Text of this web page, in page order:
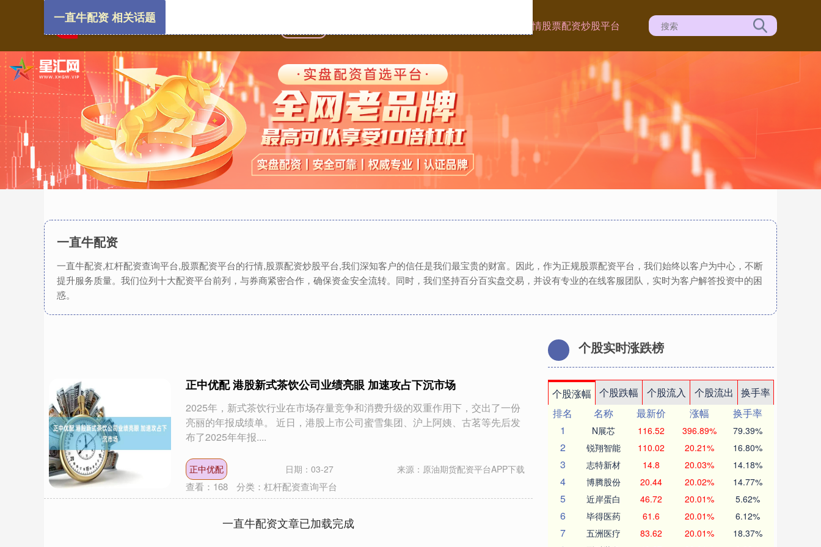
股票配资平台的行情股票配资炒股平台
一直牛配资
一直牛配资,杠杆配资查询平台,股票配资平台的行情,股票配资炒股平台,我们深知客户的信任是我们最宝贵的财富。因此，作为正规股票配资平台，我们始终以客户为中心，不断
提升服务质量。我们位列十大配资平台前列，与券商紧密合作，确保资金安全流转。同时，我们坚持百分百实盘交易，并设有专业的在线客服团队，实时为客户解答投资中的困
惑。
一直牛配资 相关话题
正中优配 港股新式茶饮公司业绩亮眼 加速攻占下沉市场
2025年，新式茶饮行业在市场存量竞争和消费升级的双重作用下，交出了一份
亮丽的年报成绩单。 近日，港股上市公司蜜雪集团、沪上阿姨、古茗等先后发
布了2025年年报....
正中优配 日期：03-27 来源：原油期货配资平台APP下载
查看： 168 分类： 杠杆配资查询平台
一直牛配资文章已加载完成
个股实时涨跌榜
个股涨幅 个股跌幅 个股流入 个股流出
换手率
排名
名称 最新价 涨幅
换手率
1
N展芯 116.52 396.89% 79.39%
2 锐翔智能 110.02 20.21% 16.80%
3 志特新材 14.8 20.03% 14.18%
4 博腾股份 20.44 20.02% 14.77%
5 近岸蛋白 46.72 20.01% 5.62%
6 毕得医药 61.6 20.01% 6.12%
7 五洲医疗 83.62 20.01% 18.37%